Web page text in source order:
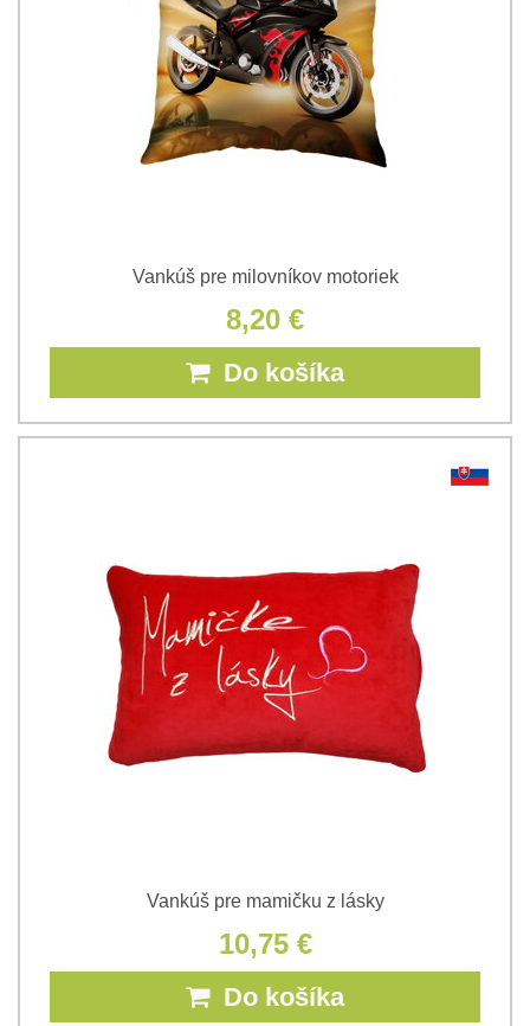
Vankúš pre milovníkov motoriek
8,20 €
Do košíka
Vankúš pre mamičku z lásky
10,75 €
Do košíka